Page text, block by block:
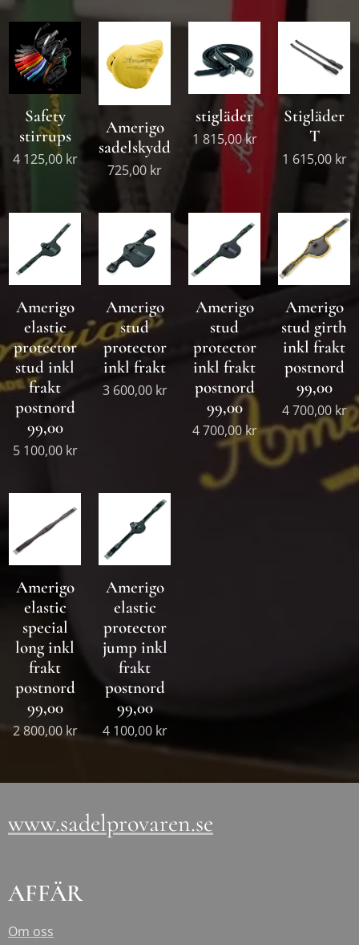
Safety
stirrups
4 125,00kr
Amerigo
sadelskydd
725,00 kr
stigläder
1 815,00kr
Stigläder
T
1 615,00kr
Amerigo
elastic
protector
stud inkl
frakt
postnord
99,00
5 100,00kr
Amerigo
stud
protector
inkl frakt
3 600,00kr
Amerigo
stud
protector
inkl frakt
postnord
99,00
4 700,00kr
Amerigo
stud girth
inkl frakt
postnord
99,00
4 700,00kr
Amerigo
elastic
special
long inkl
frakt
postnord
99,00
2 800,00kr
Amerigo
elastic
protector
jump inkl
frakt
postnord
99,00
4 100,00kr
www.sadelprovaren.se
AFFÄR
Om oss